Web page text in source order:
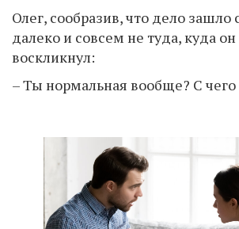
Олег, сообразив, что дело
далеко и совсем не туда, куда
воскликнул:
– Ты нормальная вообще? С чего